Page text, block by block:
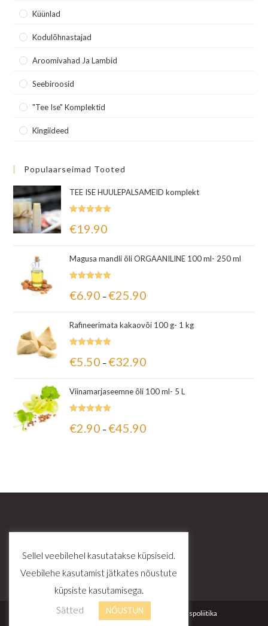
Küünlad
Kodulõhnastajad
Aroomivahad Ja Lambid
Seebiroosid
"Tee Ise" Komplektid
Kingiideed
Populaarseimad Tooted
TEE ISE HUULEPALSAMEID komplekt
5.00 / 5
€19.90
Magusa mandli õli ORGAANILINE 100 ml- 250 ml
5.00/ 5
€6.90 – €25.90
Rafineerimata kakaovõi 100 g- 1 kg
5.00 / 5
€5.50 – €32.90
Viinamarjaseemne õli 100 ml- 5 L
5.00 / 5
€2.90 – €45.90
Kontakt Tellimustingimused Privaatsuspoliitika
Sellel veebilehel kasutatakse küpsiseid.
Veebilehe kasutamist jätkates nõustute
küpsiste kasutamisega.
Sätted
NÕUSTUN